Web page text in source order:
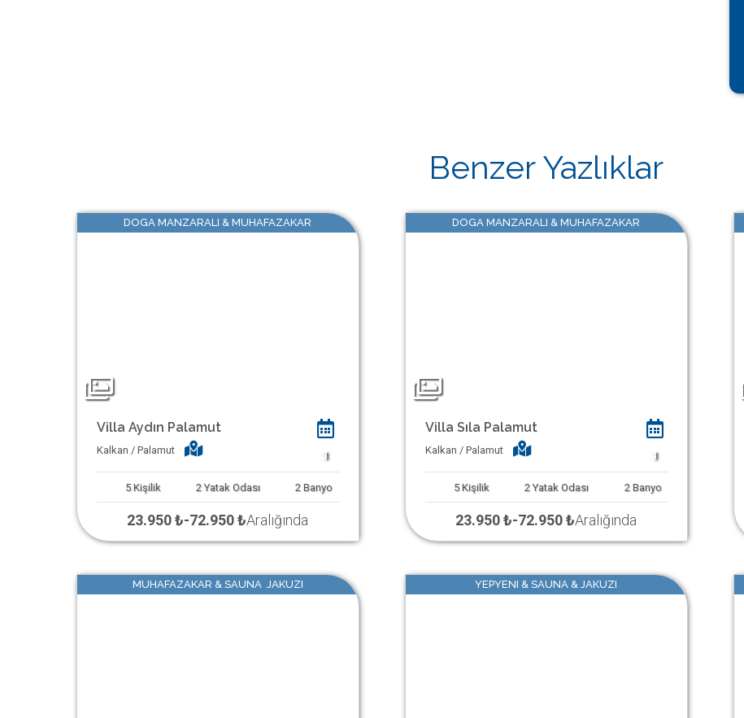
Benzer Yazlıklar
DOGA MANZARALI & MUHAFAZAKAR
Villa Aydın Palamut
Kalkan / Palamut 1
5 Kişilik 2 Yatak Odası 2 Banyo
23.950 ₺-72.950 ₺Aralığında
DOGA MANZARALI & MUHAFAZAKAR
Villa Sıla Palamut
Kalkan / Palamut 1
5 Kişilik 2 Yatak Odası 2 Banyo
23.950 ₺-72.950 ₺Aralığında
MUHAFAZAKAR & SAUNA JAKUZI YEPYENI & SAUNA & JAKUZI